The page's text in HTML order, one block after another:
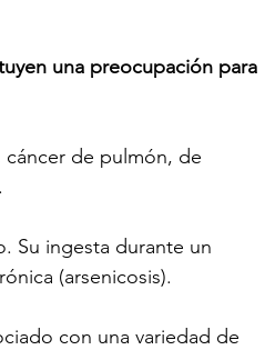
una preocupación para
de pulmón, de
Su ingesta durante un
(arsenicosis).
con una variedad de